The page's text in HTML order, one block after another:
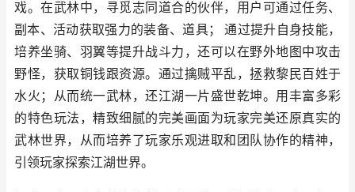
戏。在武林中，寻觅志同道合的伙伴，用户可通过任务、
副本、活动获取强力的装备、道具； 通过提升自身技能，
培养坐骑、羽翼等提升战斗力，还可以在野外地图中攻击
野怪，获取铜钱跟资源。通过擒贼平乱，拯救黎民百姓于
水火；从而统一武林，还江湖一片盛世乾坤。用丰富多彩
的特色玩法，精致细腻的完美画面为玩家完美还原真实的
武林世界，从而培养了玩家乐观进取和团队协作的精神，
引领玩家探索江湖世界。